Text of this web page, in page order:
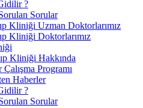
?
Sorular
Kliniği Uzman Doktorlarımız
Kliniği Doktorlarımız
Kliniği Hakkında
Programı
Haberler
?
Sorular